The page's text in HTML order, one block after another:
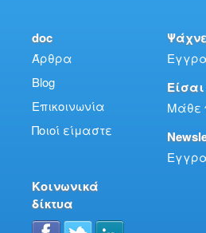
doc
Άρθρα
Blog
Επικοινωνία
Ποιοί είμαστε
Μάθε
Κοινωνικά
δίκτυα